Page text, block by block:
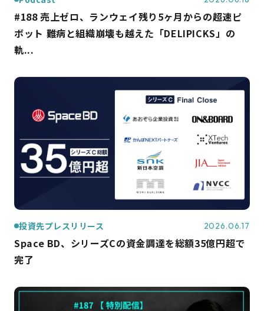
#188 売上ゼロ、ランウェイ残り5ヶ月からの超速ピ
ボット 難病と組織崩壊も越えた「DELIPICKS」の
軌...
投資先プレスリリース 2026.06.17
Space BD、シリーズCの資金調達を総額35億円超で
完了